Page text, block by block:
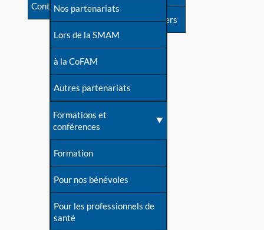
Contact
S'inscrire à nos newsletters
Nos partenariats
Lors de la SMAM
à la CoFAM
Autres partenariats
Formations et
conférences
Formation
Pour nos bénévoles
Pour les professionnels de
santé